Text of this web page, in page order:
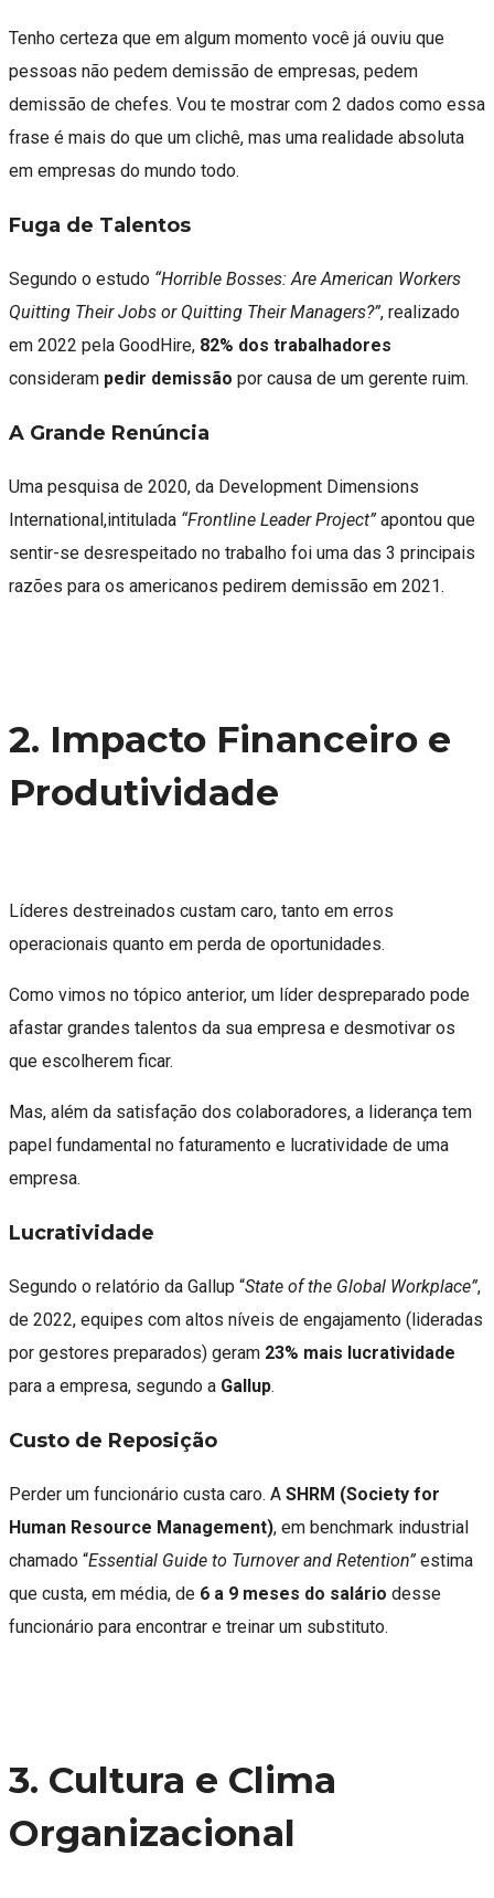
Tenho certeza que em algum momento você já ouviu que
pessoas não pedem demissão de empresas, pedem
demissão de chefes. Vou te mostrar com 2 dados como essa
frase é mais do que um clichê, mas uma realidade absoluta
em empresas do mundo todo.
Fuga de Talentos
Segundo o estudo “Horrible Bosses: Are American Workers
Quitting Their Jobs or Quitting Their Managers?”, realizado
em 2022 pela GoodHire, 82% dos trabalhadores
consideram pedir demissão por causa de um gerente ruim.
A Grande Renúncia
Uma pesquisa de 2020, da Development Dimensions
International,intitulada “Frontline Leader Project” apontou que
sentir-se desrespeitado no trabalho foi uma das 3 principais
razões para os americanos pedirem demissão em 2021.
2. Impacto Financeiro e
Produtividade
Líderes destreinados custam caro, tanto em erros
operacionais quanto em perda de oportunidades.
Como vimos no tópico anterior, um líder despreparado pode
afastar grandes talentos da sua empresa e desmotivar os
que escolherem ficar.
Mas, além da satisfação dos colaboradores, a liderança tem
papel fundamental no faturamento e lucratividade de uma
empresa.
Lucratividade
Segundo o relatório da Gallup “State of the Global Workplace”,
de 2022, equipes com altos níveis de engajamento (lideradas
por gestores preparados) geram 23% mais lucratividade
para a empresa, segundo a Gallup.
Custo de Reposição
Perder um funcionário custa caro. A SHRM (Society for
Human Resource Management), em benchmark industrial
chamado “Essential Guide to Turnover and Retention” estima
que custa, em média, de 6 a 9 meses do salário desse
funcionário para encontrar e treinar um substituto.
3. Cultura e Clima
Organizacional